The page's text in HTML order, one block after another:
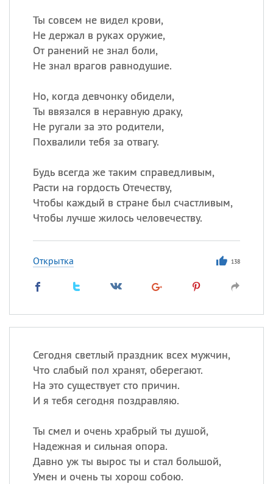
Ты совсем не видел крови,
Не держал в руках оружие,
От ранений не знал боли,
Не знал врагов равнодушие.
Но, когда девчонку обидели,
Ты ввязался в неравную драку,
Не ругали за это родители,
Похвалили тебя за отвагу.
Будь всегда же таким справедливым,
Расти на гордость Отечеству,
Чтобы каждый в стране был счастливым,
Чтобы лучше жилось человечеству.
Открытка 138
Сегодня светлый праздник всех мужчин,
Что слабый пол хранят, оберегают.
На это существует сто причин.
И я тебя сегодня поздравляю.
Ты смел и очень храбрый ты душой,
Надежная и сильная опора.
Давно уж ты вырос ты и стал большой,
Умен и очень ты хорош собою.